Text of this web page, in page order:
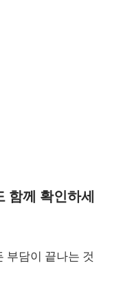
함께 확인하세
부담이 끝나는 것